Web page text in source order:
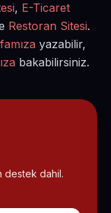
, E-Ticaret
Restoran Sitesi.
yazabilir,
bakabilirsiniz.
destek dahil.